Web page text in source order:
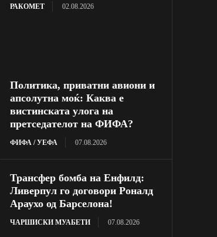
РАКОМЕТ 02.08.2026
Политика, приватни авиони и
апсолутна моќ: Каква е
вистинската улога на
претседателот на ФИФА?
ФИФА / УЕФА 07.08.2026
Трансфер бомба на Енфилд:
Ливерпул го договори Роналд
Араухо од Барселона!
ЧАРШИСКИ МУАБЕТИ 07.08.2026